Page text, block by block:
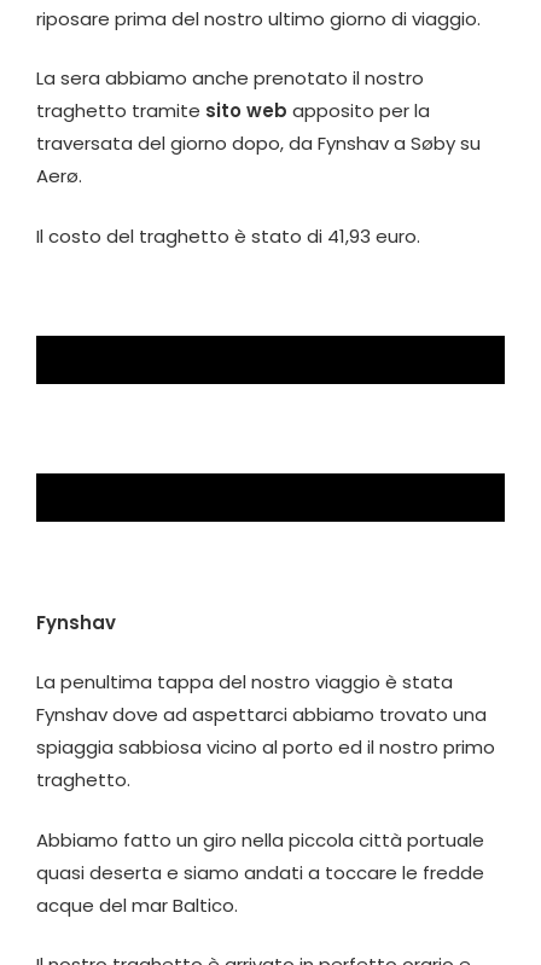
riposare prima del nostro ultimo giorno di viaggio.
La sera abbiamo anche prenotato il nostro
traghetto tramite sito web apposito per la
traversata del giorno dopo, da Fynshav a Søby su
Aerø.
Il costo del traghetto è stato di 41,93 euro.
Fynshav
La penultima tappa del nostro viaggio è stata
Fynshav dove ad aspettarci abbiamo trovato una
spiaggia sabbiosa vicino al porto ed il nostro primo
traghetto.
Abbiamo fatto un giro nella piccola città portuale
quasi deserta e siamo andati a toccare le fredde
acque del mar Baltico.